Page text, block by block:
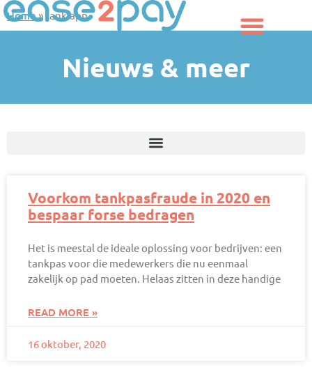
Ga
naar
Home» tank-app
Nieuws & meer
Voorkom tankpasfraude in 2020 en
bespaar forse bedragen
Het is meestal de ideale oplossing voor bedrijven: een
tankpas voor die medewerkers die nu eenmaal
zakelijk op pad moeten. Helaas zitten in deze handige
READ MORE »
16 oktober, 2020